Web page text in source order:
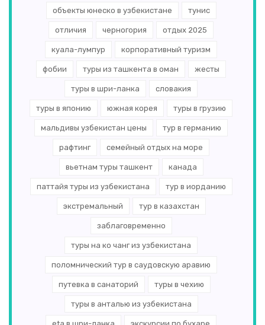
объекты юнеско в узбекистане тунис
отличия черногория отдых 2025
куала-лумпур корпоративный туризм
фобии туры из ташкента в оман жесты
туры в шри-ланка словакия
туры в японию южная корея туры в грузию
мальдивы узбекистан цены тур в германию
рафтинг семейный отдых на море
вьетнам туры ташкент канада
паттайя туры из узбекистана тур в иорданию
экстремальный тур в казахстан
заблаговременно
туры на ко чанг из узбекистана
поломнический тур в саудовскую аравию
путевка в санаторий туры в чехию
туры в анталью из узбекистана